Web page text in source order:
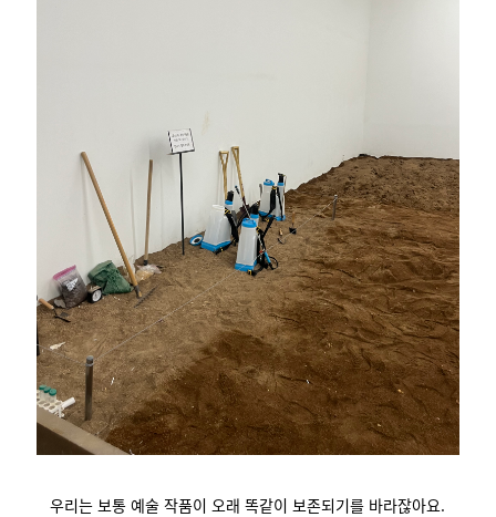
우리는 보통 예술 작품이 오래 똑같이 보존되기를 바라잖아요.